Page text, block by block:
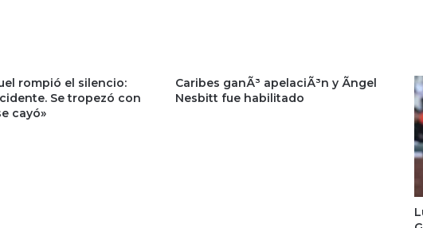
rompió el silencio:
Se tropezó con
cayó»
Caribes ganÃ³ apelaciÃ³n y Ãngel
Nesbitt fue habilitado